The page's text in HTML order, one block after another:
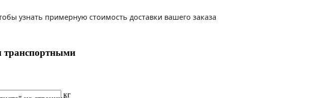
узнать примерную стоимость доставки вашего заказа